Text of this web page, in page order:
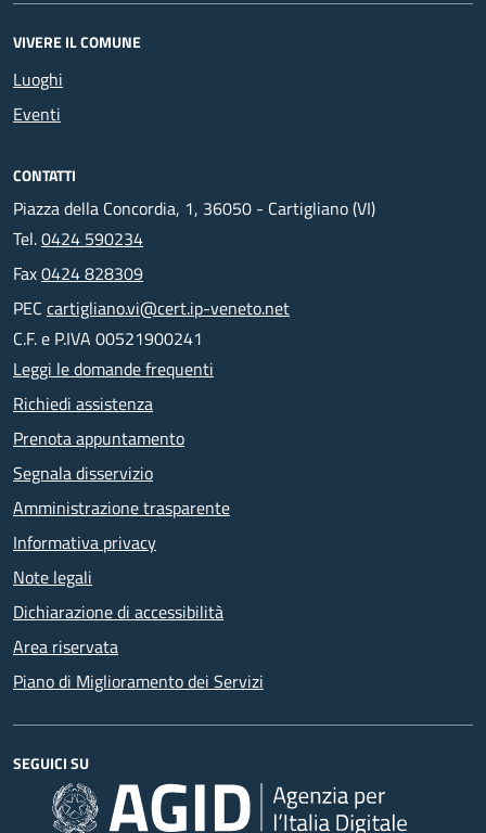
VIVERE IL COMUNE
Luoghi
Eventi
CONTATTI
Piazza della Concordia, 1, 36050 - Cartigliano (VI)
Tel.0424 590234
Fax0424 828309
PEC cartigliano.vi@cert.ip-veneto.net
C.F. e P.IVA 00521900241
Leggi le domande frequenti
Richiedi assistenza
Prenota appuntamento
Segnala disservizio
Amministrazione trasparente
Informativa privacy
Note legali
Dichiarazione di accessibilità
Area riservata
Piano di Miglioramento dei Servizi
SEGUICI SU